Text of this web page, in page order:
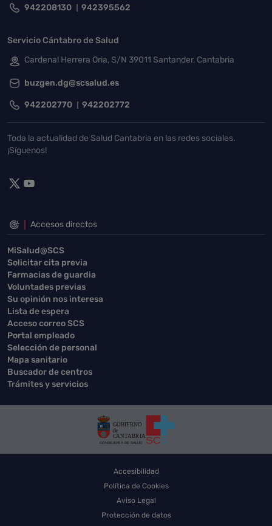
942208130 942395562
Servicio Cántabro de Salud
Cardenal Herrera Oria, S/N 39011 Santander, Cantabria
buzgen.dg@scsalud.es
942202770 942202772
Toda la actualidad de Salud Cantabria en las redes sociales.
¡Síguenos!
Accesos directos
MiSalud@SCS
Solicitar cita previa
Farmacias de guardia
Voluntades previas
Su opinión nos interesa
Lista de espera
Acceso correo SCS
Portal empleado
Selección de personal
Mapa sanitario
Buscador de centros
Trámites y servicios
Accesibilidad
Política de Cookies
Aviso Legal
Protección de datos